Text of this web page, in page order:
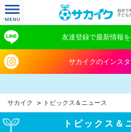
自分で
子ども
友達登録で最新情報を
サカイクのインス
サカイク トピックス＆ニュース
トピックス＆